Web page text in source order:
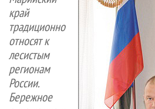
СУШКА ДРЕВЕСИНЫ
ПРОИЗВОДСТВО ДРЕВЕСНЫХ ПЛИТ
ДЕРЕВЯННОЕ ДОМОСТРОЕНИЕ
ПРОИЗВОДСТВО МЕБЕЛИ
БИОЭНЕРГЕТИКА
ЦБП
ПЕРСОНЫ
МОБИЛЬНЫЕ ВЫСТАВКИ
ОФИЦИАЛЬНЫЕ ДЕЛЕГАЦИИ
ПРИОРИТЕТНЫЕ ИНВЕСТПРОЕКТЫ
RUSSIAN FORESTRY REVIEW
ГАЗЕТА ЛЕСПРОМФОРУМ
КОНТАКТЫ
РЕКЛАМА
РЕКЛАМА НА САЙТЕ
край
традиционно
относят к
лесистым
регионам
России.
Бережное